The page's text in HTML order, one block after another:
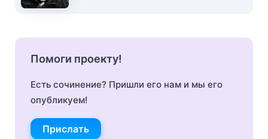
Помоги проекту!
Есть сочинение? Пришли его нам и мы его
опубликуем!
Прислать